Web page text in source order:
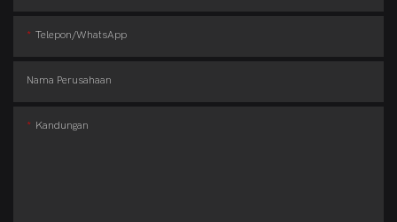
Telepon/WhatsApp
Nama Perusahaan
Kandungan